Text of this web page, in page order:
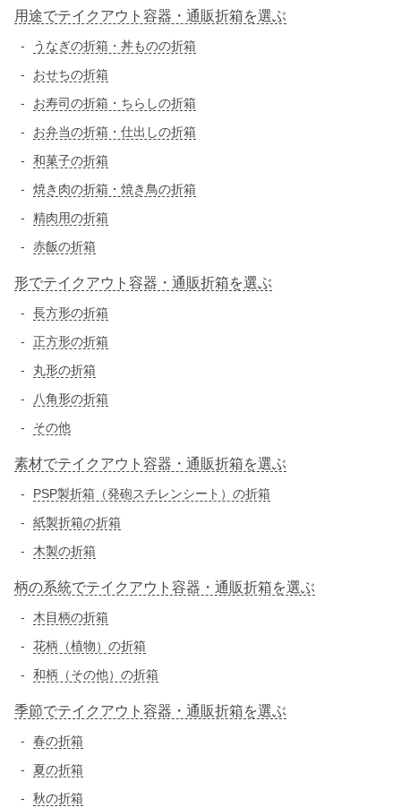
用途でテイクアウト容器・通販折箱を選ぶ
うなぎの折箱・丼ものの折箱
おせちの折箱
お寿司の折箱・ちらしの折箱
お弁当の折箱・仕出しの折箱
和菓子の折箱
焼き肉の折箱・焼き鳥の折箱
精肉用の折箱
赤飯の折箱
形でテイクアウト容器・通販折箱を選ぶ
長方形の折箱
正方形の折箱
丸形の折箱
八角形の折箱
その他
素材でテイクアウト容器・通販折箱を選ぶ
PSP製折箱（発砲スチレンシート）の折箱
紙製折箱の折箱
木製の折箱
柄の系統でテイクアウト容器・通販折箱を選ぶ
木目柄の折箱
花柄（植物）の折箱
和柄（その他）の折箱
季節でテイクアウト容器・通販折箱を選ぶ
春の折箱
夏の折箱
秋の折箱